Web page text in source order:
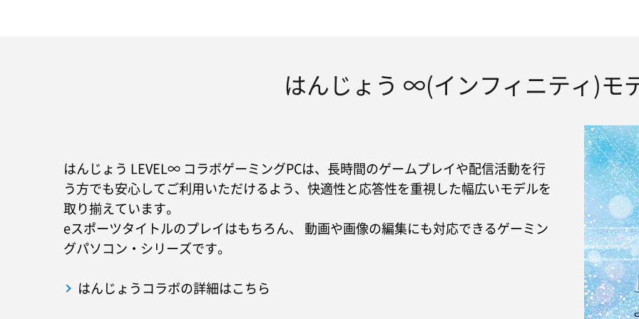
はんじょう ∞(インフィニティ)モ
はんじょう LEVEL∞ コラボゲーミングPCは、長時間のゲームプレイや配信活動を行
う方でも安心してご利用いただけるよう、快適性と応答性を重視した幅広いモデルを
取り揃えています。
eスポーツタイトルのプレイはもちろん、 動画や画像の編集にも対応できるゲーミン
グパソコン・シリーズです。
はんじょうコラボの詳細はこちら